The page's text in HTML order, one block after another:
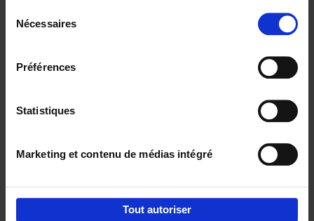
Nécessaires
Préférences
Statistiques
Marketing et contenu de médias intégré
Tout autoriser
Building Bonds = Building